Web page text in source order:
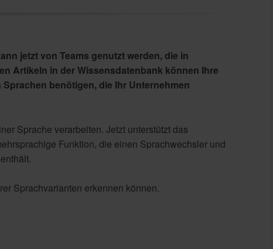
jetzt von Teams genutzt werden, die in
Artikeln in der Wissensdatenbank können Ihre
benötigen, die Ihr Unternehmen
Sprache verarbeiten. Jetzt unterstützt das
Funktion, die einen Sprachwechsler und
Sprachvarianten erkennen können.